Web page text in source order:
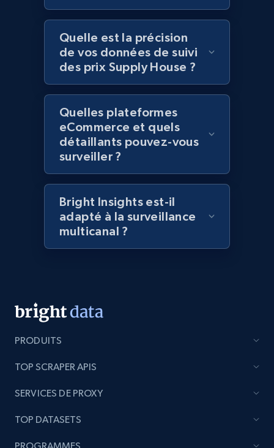
Amazon products global dataset - Collect
Amazon products by seller URL
Title, Seller name, Brand, Description, Initial
price, Currency, Availability, Reviews count, and
more.
2.1K+ 375+ Commencer
products from Brands URLs
Title, Seller name, Brand, Description, Initial
Etsy
URL, Product id, Listing inventory id, Title, Rating,
price, and more.
1.9K+
Quelle est la précision
de vos données de suivi
des prix Supply House ?
Quelles plateformes
eCommerce et quels
détaillants pouvez-vous
surveiller ?
Bright Insights est-il
adapté à la surveillance
multicanal ?
PRODUITS
TOP SCRAPER APIS
SERVICES DE PROXY
TOP DATASETS